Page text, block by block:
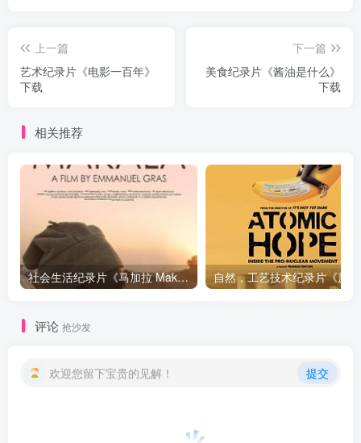
上一篇
艺术纪录片《电影一百年》
下载
下一篇
美食纪录片《酱油是什么》
下载
相关推荐
社会生活纪录片《马加拉 Makala》下载
评论 抢沙发
欢迎您留下宝贵的见解！ 提交